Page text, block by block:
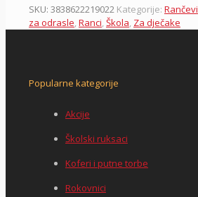
SKU: 3838622219022 Kategorije: Rančevi
za odrasle,Ranci,Škola, Za dječake
Popularne kategorije
Akcije
Školski ruksaci
Koferi i putne torbe
Rokovnici